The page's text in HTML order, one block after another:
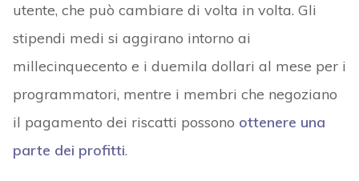
utente, che può cambiare di volta in volta. Gli
stipendi medi si aggirano intorno ai
millecinquecento e i duemila dollari al mese per i
programmatori, mentre i membri che negoziano
il pagamento dei riscatti possono ottenere una
parte dei profitti.